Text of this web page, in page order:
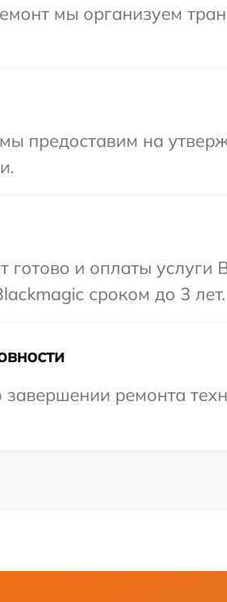
мы организуем
предоставим на
готово и оплаты
сроком до 3 лет.
ремонта